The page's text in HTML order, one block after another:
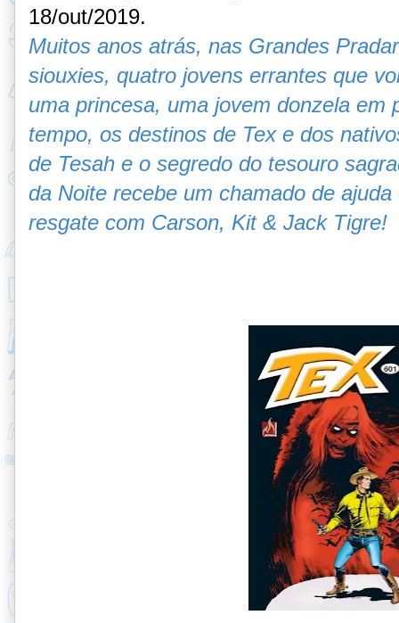
18/out/2019.
Muitos anos atrás, nas Grandes
siouxies, quatro jovens errantes que
uma princesa, uma jovem donzela em
tempo, os destinos de Tex e dos
de Tesah e o segredo do tesouro
da Noite recebe um chamado de
resgate com Carson, Kit & Jack Tigre!